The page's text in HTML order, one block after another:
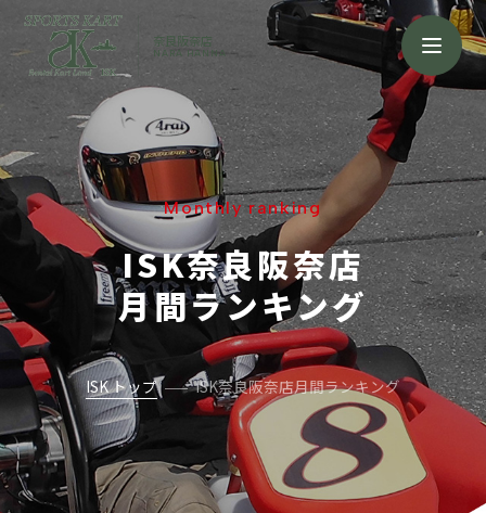
奈良阪奈店
NARA HANNA
Monthly ranking
ISK奈良阪奈店
月間ランキング
ISK トップ ISK奈良阪奈店月間ランキング